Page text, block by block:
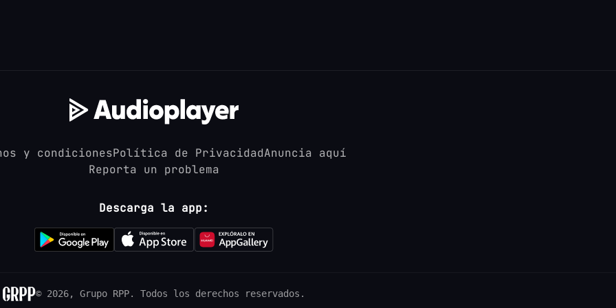
y condicionesPolítica de PrivacidadAnuncia aquí
Reporta un problema
Descarga la app:
© 2026, Grupo RPP. Todos los derechos reservados.